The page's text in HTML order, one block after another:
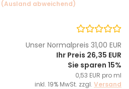
(Ausland abweichend)
Unser Normalpreis 31,00 EUR
Ihr Preis 26,35 EUR
Sie sparen 15%
0,53 EUR pro ml
inkl. 19% MwSt. zzgl. Versand